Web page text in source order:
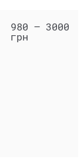
980 — 3000
грн